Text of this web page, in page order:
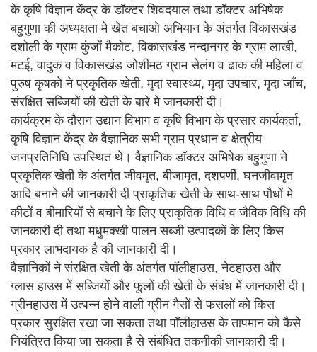
के कृषि विज्ञान केंद्र के डॉक्टर शिवदयाल तथा डॉक्टर अभिषेक
बहुगुणा की अध्यक्षता मे खेत बचाओ अभियान के अंतर्गत विकासखंड
दशोली के ग्राम कुंजों मैकोट, विकासखंड नन्दानगर के ग्राम लाखी,
मटई, वादुक व विकासखंड जोशीमठ ग्राम सेलंग व ढाक की महिला व
पुरुष कृषको ने प्रकृतिक खेती, मृदा स्वास्थ्य, मृदा उपचार, मृदा जाँच,
संरक्षित सब्जियों की खेती के बारे मे जानकारी दी।
कार्यक्रम के दौरान उद्यान विभाग व कृषि विभाग के प्रसार कार्यकर्ता,
कृषि विज्ञान केंद्र के वैज्ञानिक सभी ग्राम प्रधान व क्षेत्रीय
जनप्रतिनिधि उपस्थित थे। वैज्ञानिक डॉक्टर अभिषेक बहुगुणा ने
प्रकृतिक खेती के अंतर्गत जीवमृत, बीजामृत, दशपर्णी, घनजीवामृत
आदि बनाने की जानकारी दी प्राकृतिक खेती के साथ-साथ पौधों मे
कीटों व बीमारियों से बचाने के लिए प्राकृतिक विधि व जैविक विधि की
जानकारी दी तथा मधुमक्खी पालन सब्जी उत्पादकों के लिए किस
प्रकार लाभदायक है की जानकारी दी।
वैज्ञानिकों ने संरक्षित खेती के अंतर्गत पॉलीहाउस, नेटहाउस और
ग्लास हाउस में सब्जियों और फूलों की खेती के संबंध में जानकारी दी।
ग्रीनहाउस में उत्पन्न होने वाली ग्रीन गैसों से फसलों को किस
प्रकार सुरक्षित रखा जा सकता तथा पॉलीहाउस के तापमान को कैसे
नियंत्रित किया जा सकता है से संबंधित तकनीकी जानकारी दी।